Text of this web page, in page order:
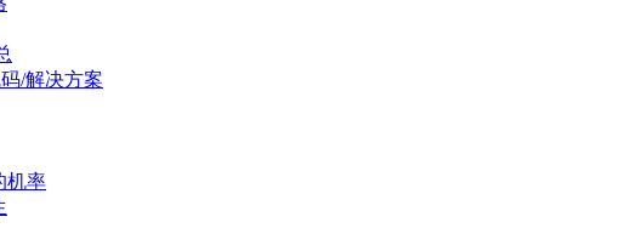
/解决方案
率